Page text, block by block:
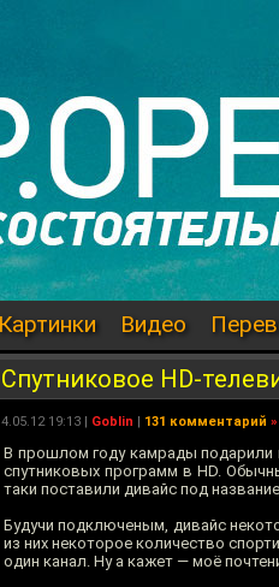
Картинки Видео
Спутниковое HD-
19:13 | Goblin | 131 комментарий »
В прошлом году камрады подарили
спутниковых программ в HD.
таки поставили дивайс под
Будучи подключеным, дивайс
из них некоторое количество
один канал. Ну а кажет — моё